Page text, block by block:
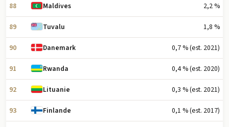
88 Maldives 2,2 %
89 Tuvalu 1,8 %
90 Danemark 0,7 % (est. 2021)
91 Rwanda 0,4 % (est. 2020)
92 Lituanie 0,3 % (est. 2021)
93 Finlande 0,1 % (est. 2017)